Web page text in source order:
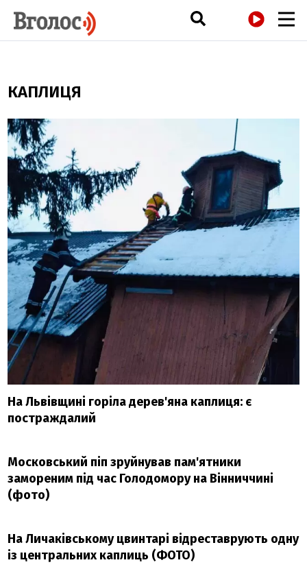
КАПЛИЦЯ
На Львівщині горіла дерев'яна каплиця: є
постраждалий
Московський піп зруйнував пам'ятники
замореним під час Голодомору на Вінниччині
(фото)
На Личаківському цвинтарі відреставрують одну
із центральних каплиць (ФОТО)